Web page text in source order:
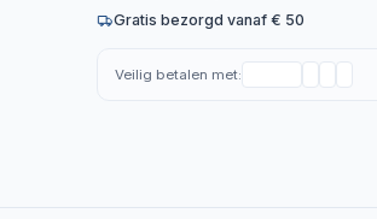
Gratis bezorgd vanaf € 50
Veilig betalen met: